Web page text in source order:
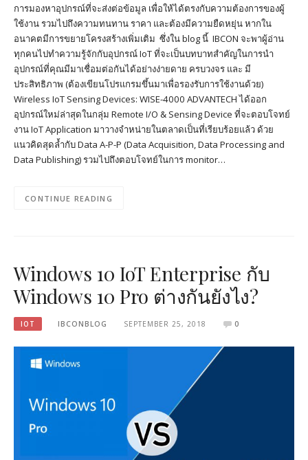
การมองหาอุปกรณ์ที่จะส่งต่อข้อมูล เพื่อให้ได้ตรงกับความต้องการของผู้
ใช้งาน รวมไปถึงความทนทาน ราคา และต้องมีความยืดหยุ่น หากใน
อนาคตมีการขยายโครงสร้างเพิ่มเติม ซึ่งใน blog นี้ IBCON จะพาผู้อ่าน
ทุกคนไปทำความรู้จักกับอุปกรณ์ IoT ที่จะเป็นบทบาทสำคัญในการนำ
อุปกรณ์ที่คุณมีมาเชื่อมต่อกันได้อย่างง่ายดาย ครบวงจร และ มี
ประสิทธิภาพ (ต้องเขียนโปรแกรมขึ้นมาเพื่อรองรับการใช้งานด้วย)
Wireless IoT Sensing Devices: WISE-4000 ADVANTECH ได้ออก
อุปกรณ์ใหม่ล่าสุดในกลุ่ม Remote I/O & Sensing Device ที่จะตอบโจทย์
งาน IoT Application มาวางจำหน่ายในตลาดเป็นที่เรียบร้อยแล้ว ด้วย
แนวคิดสุดล้ำกับ Data A-P-P (Data Acquisition, Data Processing and
Data Publishing) รวมไปถึงตอบโจทย์ในการ monitor…
CONTINUE READING
Windows 10 IoT Enterprise กับ
Windows 10 Pro ต่างกันยังไง?
IOT IBCONBLOG SEPTEMBER 25, 2018 0